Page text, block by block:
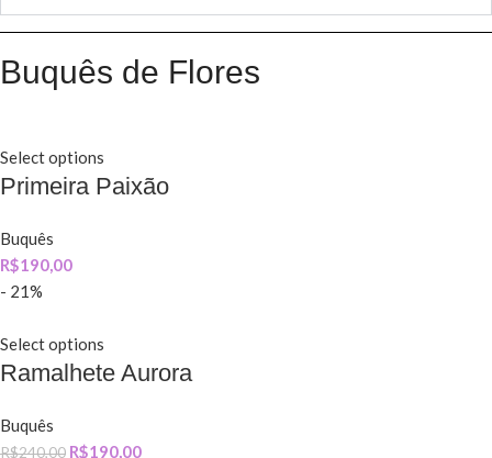
Buquês de Flores
Select options
Primeira Paixão
Buquês
R$190,00
- 21%
Select options
Ramalhete Aurora
Buquês
R$240,00 R$190,00